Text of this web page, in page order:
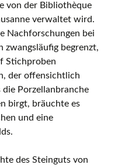
von der Bibliothèque
verwaltet wird.
Nachforschungen bei
zwangsläufig begrenzt,
Stichproben
der offensichtlich
Porzellanbranche
birgt, bräuchte es
und eine
des Steinguts von